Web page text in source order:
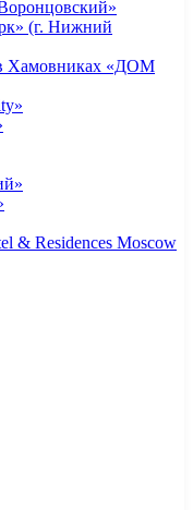
(г. Нижний
Хамовниках «ДОМ
& Residences Moscow